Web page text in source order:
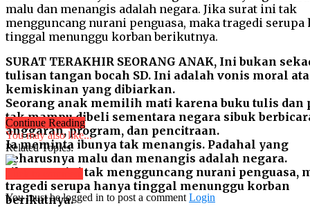
SURAT TERAKHIR SEORANG ANAK, Ini bukan
tulisan tangan bocah SD. Ini adalah vonis moral
kemiskinan yang dibiarkan.
Seorang anak memilih mati karena buku tulis dan
tak mampu dibeli sementara negara sibuk
anggaran, program, dan pencitraan.
Ia meminta ibunya tak menangis. Padahal yang
seharusnya malu dan menangis adalah negara.
Jika surat ini tak mengguncang nurani penguasa,
tragedi serupa hanya tinggal menunggu korban
berikutnya.
Continue Reading
You may also like...
Related Topics:
You must be logged in to post a comment Login